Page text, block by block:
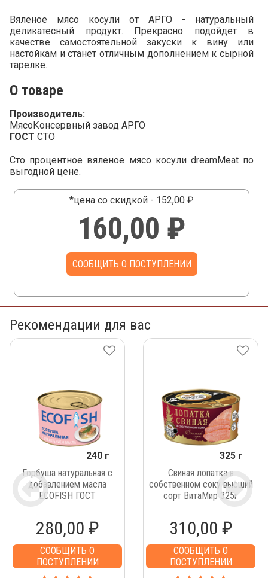
Вяленое мясо косули от АРГО - натуральный
деликатесный продукт. Прекрасно подойдет в
качестве самостоятельной закуски к вину или
настойкам и станет отличным дополнением к сырной
тарелке.
О товаре
Производитель:
МясоКонсервный завод АРГО
ГОСТ СТО
Сто процентное вяленое мясо косули dreamMeat по
выгодной цене.
*цена со скидкой - 152,00 ₽
160,00 ₽
СООБЩИТЬ О ПОСТУПЛЕНИИ
Рекомендации для вас
240 г
Горбуша натуральная с
добавлением масла
ECOFISH ГОСТ
280,00 ₽
СООБЩИТЬ О
ПОСТУПЛЕНИИ
325 г
Свиная лопатка в
собственном соку высший
сорт ВитаМир 325г
310,00 ₽
СООБЩИТЬ О
ПОСТУПЛЕНИИ